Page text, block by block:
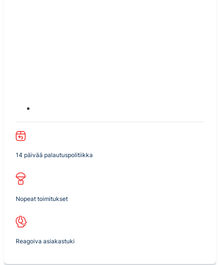
14 päivää palautuspolitiikka
Nopeat toimitukset
Reagoiva asiakastuki